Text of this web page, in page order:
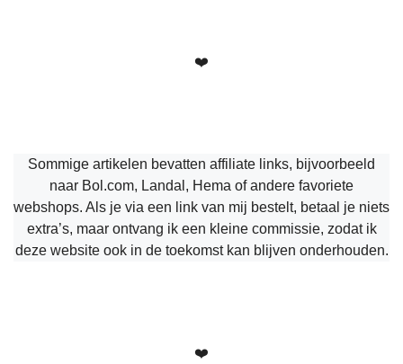
❤️
Sommige artikelen bevatten affiliate links, bijvoorbeeld
naar Bol.com, Landal, Hema of andere favoriete
webshops. Als je via een link van mij bestelt, betaal je niets
extra’s, maar ontvang ik een kleine commissie, zodat ik
deze website ook in de toekomst kan blijven onderhouden.
❤️